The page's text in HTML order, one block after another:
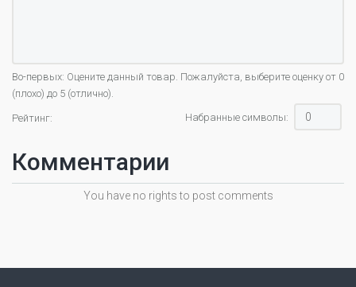
Во-первых: Оцените данный товар. Пожалуйста, выберите оценку от 0
(плохо) до 5 (отлично).
Рейтинг: Набранные символы:
Комментарии
You have no rights to post comments